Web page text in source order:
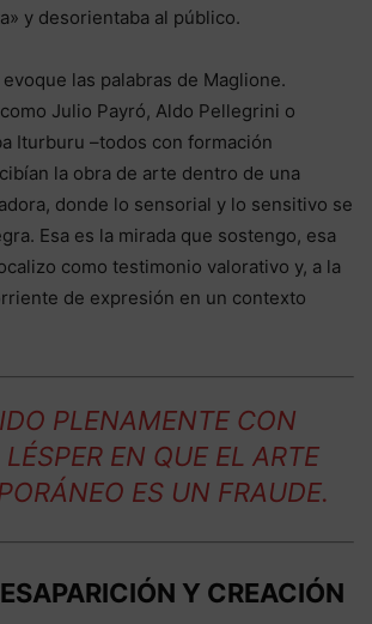
y desorientaba al público.
las palabras de Maglione.
Julio Payró, Aldo Pellegrini o
Iturburu –todos con formación
la obra de arte dentro de una
donde lo sensorial y lo sensitivo se
Esa es la mirada que sostengo, esa
como testimonio valorativo y, a la
de expresión en un contexto
PLENAMENTE CON
EN QUE EL ARTE
ES UN FRAUDE.
Y CREACIÓN